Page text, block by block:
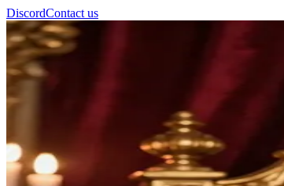
DiscordContact us